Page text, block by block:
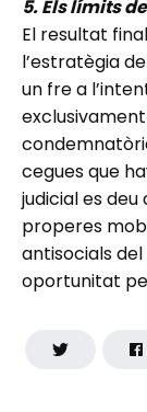
5. Els límits
El resultat
l’estratègia
un fre a
cegues que
judicial es
properes
antisocials
oportunitat